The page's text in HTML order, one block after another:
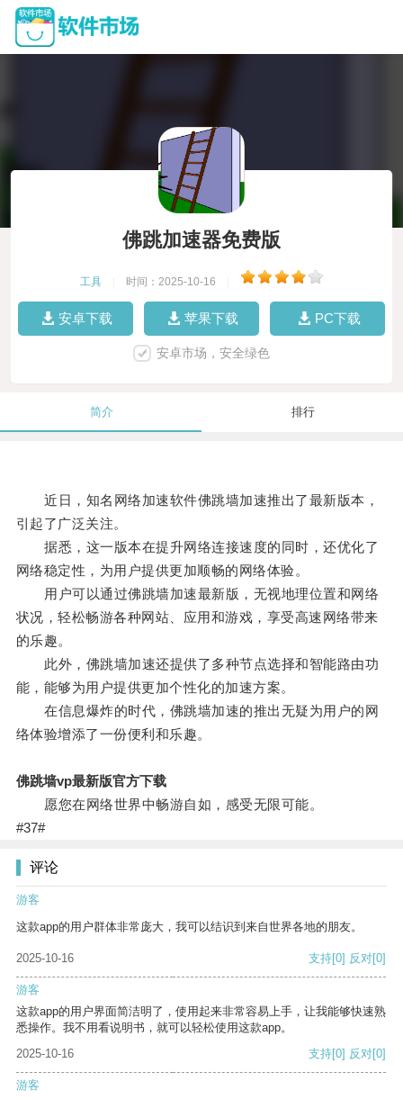
佛跳加速器免费版
工具 时间：2025-10-16
安卓下载 苹果下载 PC下载
安卓市场，安全绿色
简介 排行
近日，知名网络加速软件佛跳墙加速推出了最新版本，
引起了广泛关注。
据悉，这一版本在提升网络连接速度的同时，还优化了
网络稳定性，为用户提供更加顺畅的网络体验。
用户可以通过佛跳墙加速最新版，无视地理位置和网络
状况，轻松畅游各种网站、应用和游戏，享受高速网络带来
的乐趣。
此外，佛跳墙加速还提供了多种节点选择和智能路由功
能，能够为用户提供更加个性化的加速方案。
在信息爆炸的时代，佛跳墙加速的推出无疑为用户的网
络体验增添了一份便利和乐趣。
佛跳墙vp最新版官方下载
愿您在网络世界中畅游自如，感受无限可能。
#37#
评论
游客
这款app的用户群体非常庞大，我可以结识到来自世界各地的朋友。
2025-10-16 支持[0] 反对[0]
游客
这款app的用户界面简洁明了，使用起来非常容易上手，让我能够快速熟
悉操作。我不用看说明书，就可以轻松使用这款app。
2025-10-16
支持[0] 反对[0]
游客